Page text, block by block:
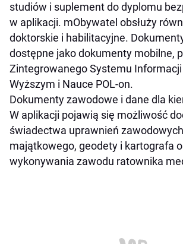
studiów i suplement do dyplomu
w aplikacji. mObywatel obsłuży
doktorskie i habilitacyjne.
dostępne jako dokumenty mobilne,
Zintegrowanego Systemu
Wyższym i Nauce POL-on.
Dokumenty zawodowe i dane dla
W aplikacji pojawią się możliwość
świadectwa uprawnień
majątkowego, geodety i kartografa
wykonywania zawodu ratownika